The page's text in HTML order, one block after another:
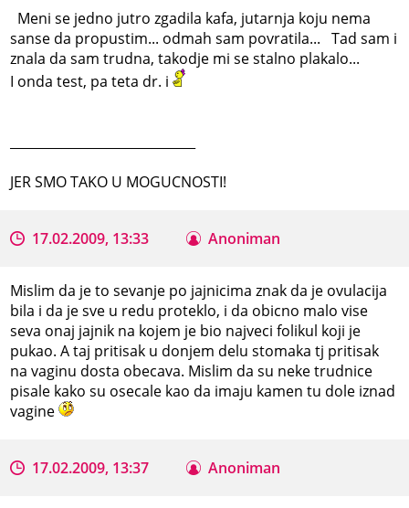
Meni se jedno jutro zgadila kafa, jutarnja koju nema
sanse da propustim... odmah sam povratila... Tad sam i
znala da sam trudna, takodje mi se stalno plakalo...
I onda test, pa teta dr. i
JER SMO TAKO U MOGUCNOSTI!
17.02.2009, 13:33 Anoniman
Mislim da je to sevanje po jajnicima znak da je ovulacija
bila i da je sve u redu proteklo, i da obicno malo vise
seva onaj jajnik na kojem je bio najveci folikul koji je
pukao. A taj pritisak u donjem delu stomaka tj pritisak
na vaginu dosta obecava. Mislim da su neke trudnice
pisale kako su osecale kao da imaju kamen tu dole iznad
vagine
17.02.2009, 13:37 Anoniman